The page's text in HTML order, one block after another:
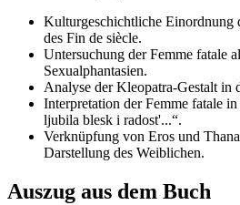
Kulturgeschichtliche Einordnung
des Fin de siècle.
Untersuchung der Femme fatale
Sexualphantasien.
Analyse der Kleopatra-Gestalt
Interpretation der Femme fatale
ljubila blesk i radost'...“.
Verknüpfung von Eros und
Darstellung des Weiblichen.
Auszug aus dem Buch